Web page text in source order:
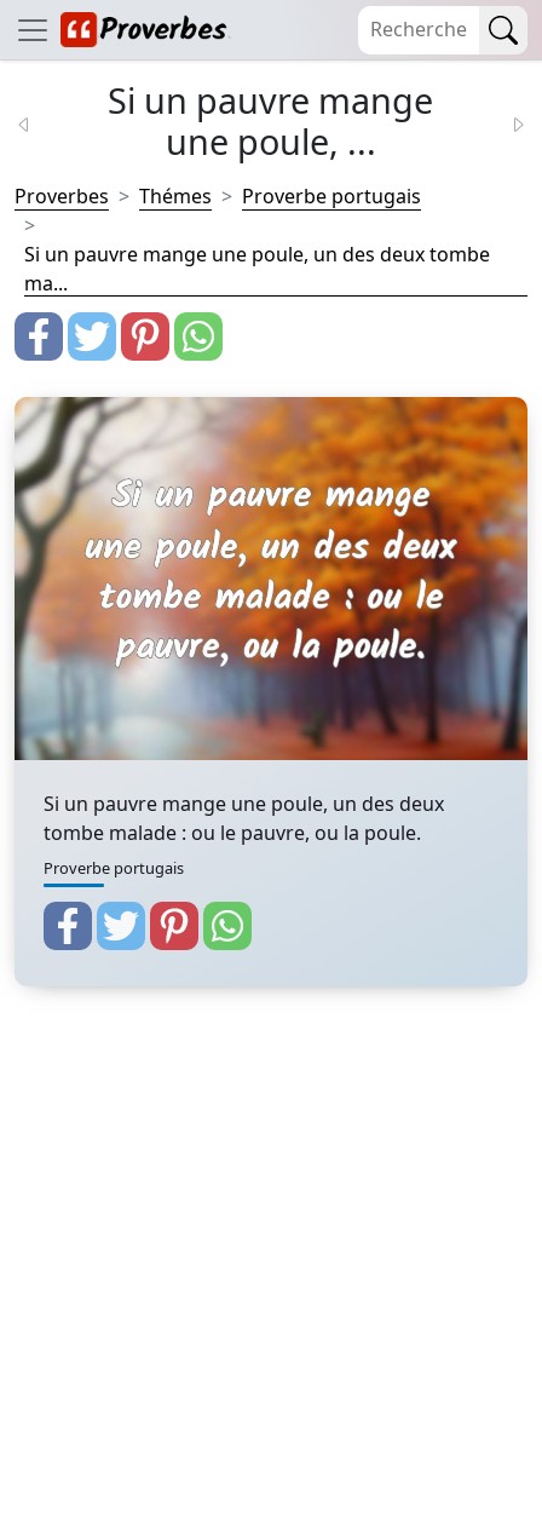
Si un pauvre mange
une poule, ...
Proverbes Thémes Proverbe portugais
Si un pauvre mange une poule, un des deux tombe
ma...
Si un pauvre mange une poule, un des deux
tombe malade : ou le pauvre, ou la poule.
Proverbe portugais